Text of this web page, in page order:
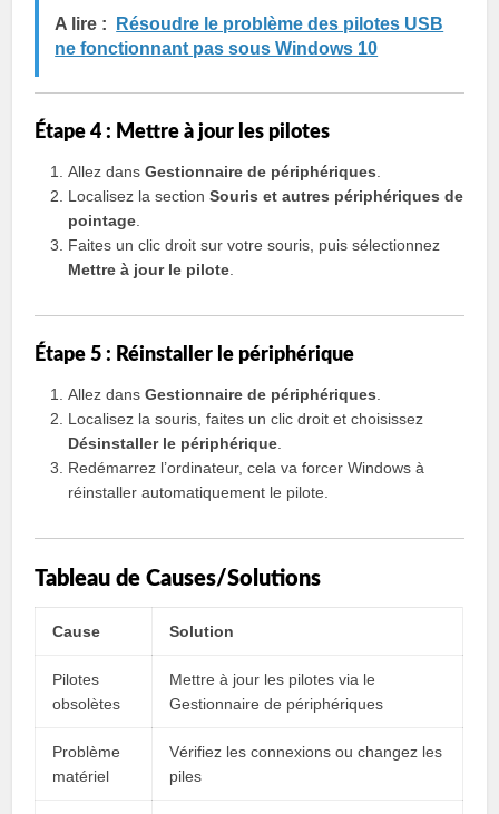
A lire :
Résoudre le problème des pilotes USB
ne fonctionnant pas sous Windows 10
Étape 4 : Mettre à jour les pilotes
Allez dansGestionnaire de périphériques
Localisez la sectionSouris et autres périphériques de
pointage
Faites un clic droit sur votre souris, puis sélectionnez
Mettre à jour le pilote
Étape 5 : Réinstaller le périphérique
Allez dansGestionnaire de périphériques
Localisez la souris, faites un clic droit et choisissez
Désinstaller le périphérique
Redémarrez l’ordinateur, cela va forcer Windows à
réinstaller automatiquement le pilote.
Tableau de Causes/Solutions
Cause Solution
Pilotes
obsolètes
Mettre à jour les pilotes via le
Gestionnaire de périphériques
Problème
matériel
Vérifiez les connexions ou changez les
piles